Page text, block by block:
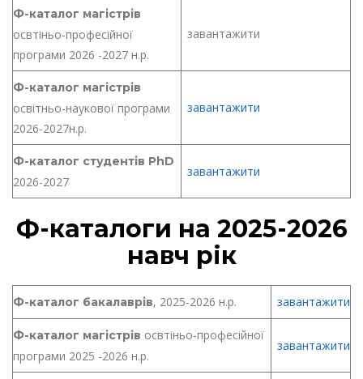
Ф-каталог магістрів
освтіньо-професійної
програми 2026 -2027 н.р.
завантажити
Ф-каталог магістрів
освітньо-наукової програми
2026-2027н.р.
завантажити
Ф-каталог студентів PhD
2026-2027
завантажити
Ф-каталоги на 2025-2026
навч рік
Ф-каталог бакалаврів, 2025-2026 н.р. завантажити
Ф-каталог магістрів освтіньо-професійної
програми 2025 -2026 н.р.
завантажити